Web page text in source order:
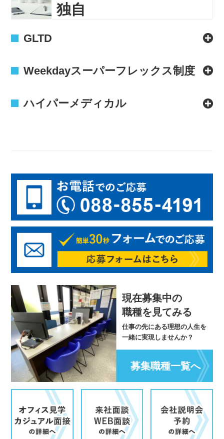
独自
GLTD
Weekdayスーパーフレックス制度
ハイパーメディカル
現在募集中の
職種を見てみる
仕事の先にある理想の人生を
一緒に実現しませんか？
募集職種一覧へ